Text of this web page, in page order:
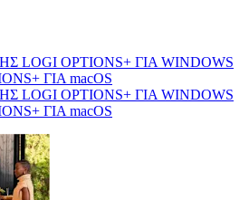
OPTIONS+ ΓΙΑ WINDOWS
ΓΙΑ macOS
OPTIONS+ ΓΙΑ WINDOWS
ΓΙΑ macOS